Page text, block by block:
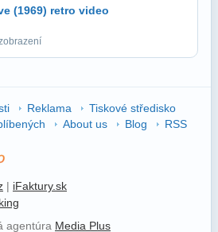
(1969) retro video
Reklama
Tiskové středisko
About us Blog
RSS
| iFaktury.sk
agentúra Media Plus